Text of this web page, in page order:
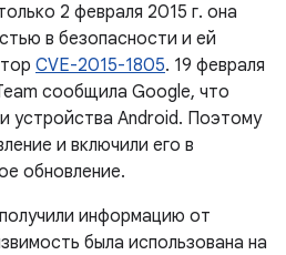
2 февраля 2015 г. она
в безопасности и ей
CVE-2015-1805. 19 февраля
сообщила Google, что
устройства Android. Поэтому
и включили его в
обновление.
информацию от
была использована на